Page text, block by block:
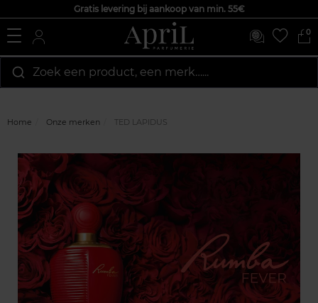
Gratis levering bij aankoop van min. 55€
0
Zoek een product, een merk…...
Home Onze merken TED LAPIDUS